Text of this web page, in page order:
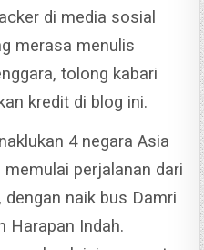
di media sosial
merasa menulis
tolong kabari
kredit di blog ini.
4 negara Asia
perjalanan dari
naik bus Damri
Harapan Indah.